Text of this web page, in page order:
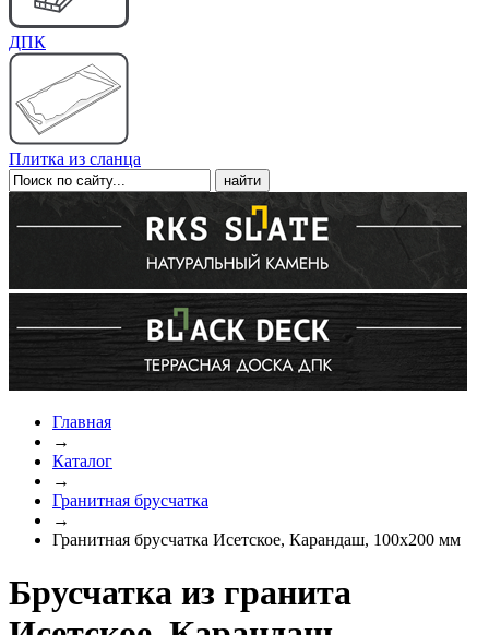
ДПК
Плитка из сланца
Главная
→
Каталог
→
Гранитная брусчатка
→
Гранитная брусчатка Исетское, Карандаш, 100х200 мм
Брусчатка из гранита